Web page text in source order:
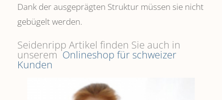
Dank der ausgeprägten Struktur müssen sie nicht
gebügelt werden.
Seidenripp Artikel finden Sie auch in
unserem Onlineshop für schweizer
Kunden